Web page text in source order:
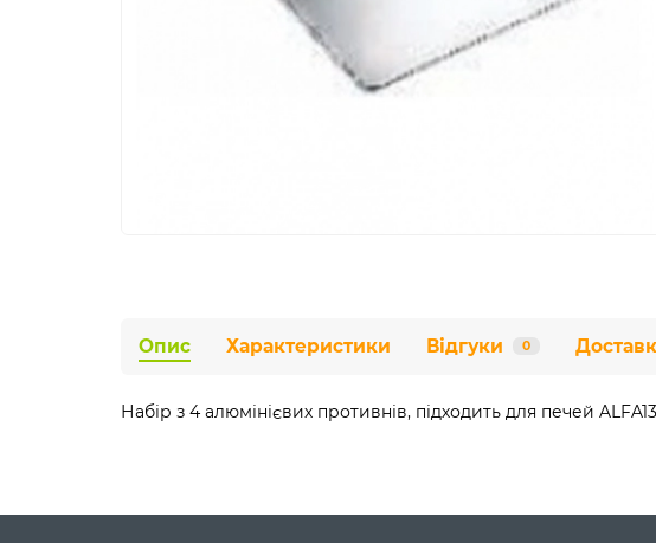
Опис Характеристики Відгуки 0
Набір з 4 алюмінієвих противнів, підходить для печей